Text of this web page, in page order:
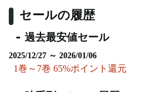
セールの履歴
過去最安値セール
2025/12/27 ～ 2026/01/06
1巻～7巻 65%ポイント還元